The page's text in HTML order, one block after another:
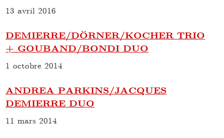
13 avril 2016
DEMIERRE/DÖRNER/KOCHER TRIO
+ GOUBAND/BONDI DUO
1 octobre 2014
ANDREA PARKINS/JACQUES
DEMIERRE DUO
11 mars 2014